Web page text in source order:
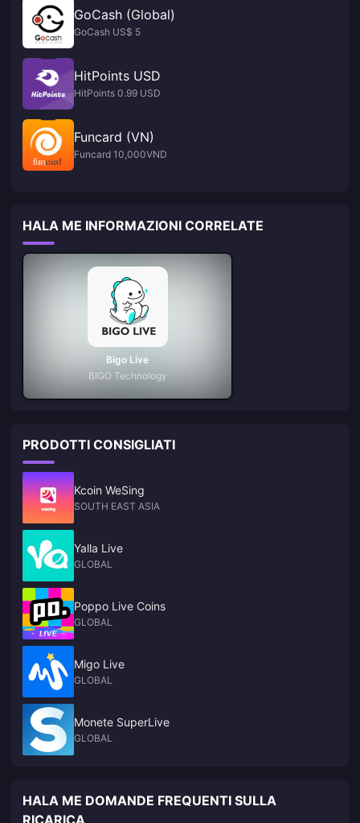
GoCash (Global)
GoCash US$ 5
HitPoints USD
HitPoints 0.99 USD
Funcard (VN)
Funcard 10,000VND
HALA ME INFORMAZIONI CORRELATE
Bigo Live
BIGO Technology
PRODOTTI CONSIGLIATI
Kcoin WeSing
SOUTH EAST ASIA
Yalla Live
GLOBAL
Poppo Live Coins
GLOBAL
Migo Live
GLOBAL
Monete SuperLive
GLOBAL
HALA ME DOMANDE FREQUENTI SULLA
RICARICA